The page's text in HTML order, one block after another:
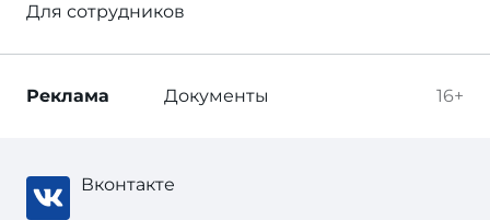
Для сотрудников
16+
Реклама Документы
Вконтакте